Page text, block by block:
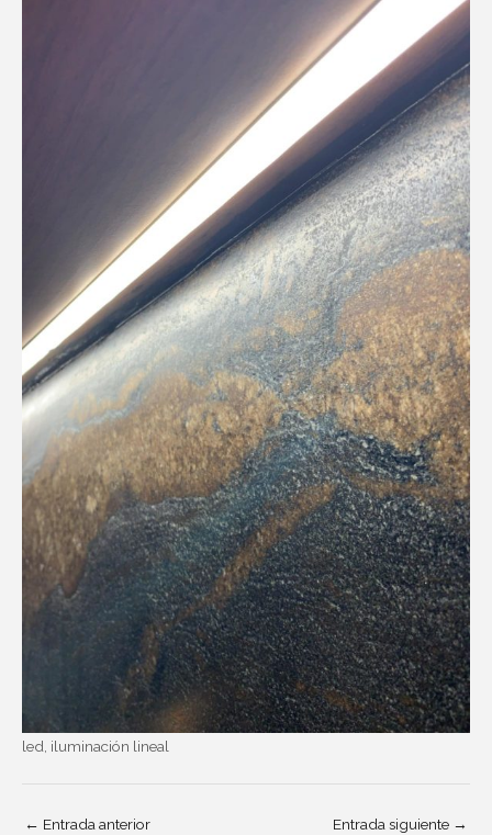
led, iluminación lineal
← Entrada anterior Entrada siguiente →